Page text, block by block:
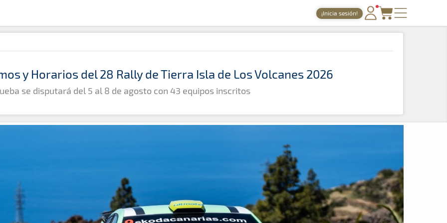
¡Inicia sesión!
PORTADA
TIEMPOS ONLINE
GALERÍAS
y Horarios del 28 Rally de Tierra Isla de Los Volcanes 2026
se disputará del 5 al 8 de agosto con 43 equipos inscritos